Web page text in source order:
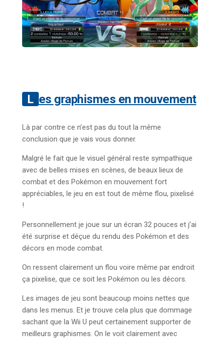
Les graphismes en mouvement
Là par contre ce n’est pas du tout la même
conclusion que je vais vous donner.
Malgré le fait que le visuel général reste sympathique
avec de belles mises en scènes, de beaux lieux de
combat et des Pokémon en mouvement fort
appréciables, le jeu en est tout de même flou, pixelisé
!
Personnellement je joue sur un écran 32 pouces et j’ai
été surprise et déçue du rendu des Pokémon et des
décors en mode combat.
On ressent clairement un flou voire même par endroit
ça pixelise, que ce soit les Pokémon ou les décors.
Les images de jeu sont beaucoup moins nettes que
dans les menus. Et je trouve cela plus que dommage
sachant que la Wii U peut certainement supporter de
meilleurs graphismes. On le voit clairement avec